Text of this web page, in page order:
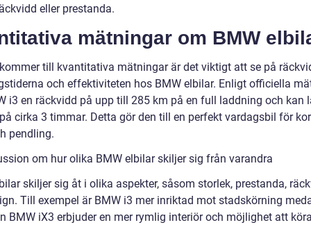
eller prestanda.
mätningar om BMW
till kvantitativa mätningar är det viktigt att se på
och effektiviteten hos BMW elbilar. Enligt officiella
i3 en räckvidd på upp till 285 km på en full laddning och kan
cirka 3 timmar. Detta gör den till en perfekt vardagsbil för
pendling.
om hur olika BMW elbilar skiljer sig från varandra
skiljer sig åt i olika aspekter, såsom storlek, prestanda,
Till exempel är BMW i3 mer inriktad mot stadskörning
BMW iX3 erbjuder en mer rymlig interiör och möjlighet att